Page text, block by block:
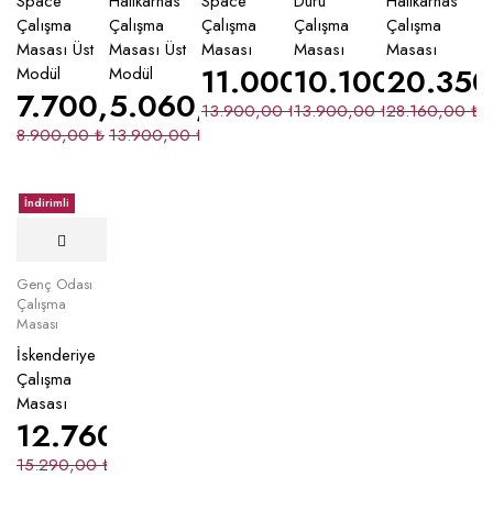
Çalışma
Masası Üst
Modül
8.900,00₺
7.700,00₺
Çalışma
Masası Üst
Modül
13.900,00₺
5.060,00₺
Çalışma
Masası
13.900,00₺
11.000,00₺
Çalışma
Masası
13.900,00₺
10.100,00₺
Çalışma
Masası
28.160,00₺
İndirimli
Genç Odası
Çalışma
Masası
İskenderiye
Çalışma
Masası
15.290,00₺
12.760,00